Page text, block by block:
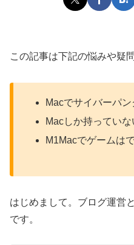
この記事は下記の悩みや疑
Macでサイバーパ
Macしか持ってい
M1Macでゲームは
はじめまして。ブログ運営
です。